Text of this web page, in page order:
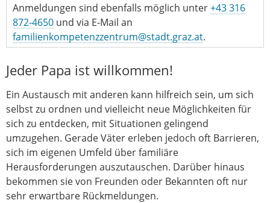
Anmeldungen sind ebenfalls möglich unter+43 316
872-4650 und via E‑Mail an
familienkompetenzzentrum@stadt.graz.at.
Jeder Papa ist willkommen!
Ein Austausch mit anderen kann hilfreich sein, um sich
selbst zu ordnen und vielleicht neue Möglichkeiten für
sich zu entdecken, mit Situationen gelingend
umzugehen. Gerade Väter erleben jedoch oft Barrieren,
sich im eigenen Umfeld über familiäre
Herausforderungen auszutauschen. Darüber hinaus
bekommen sie von Freunden oder Bekannten oft nur
sehr erwartbare Rückmeldungen.